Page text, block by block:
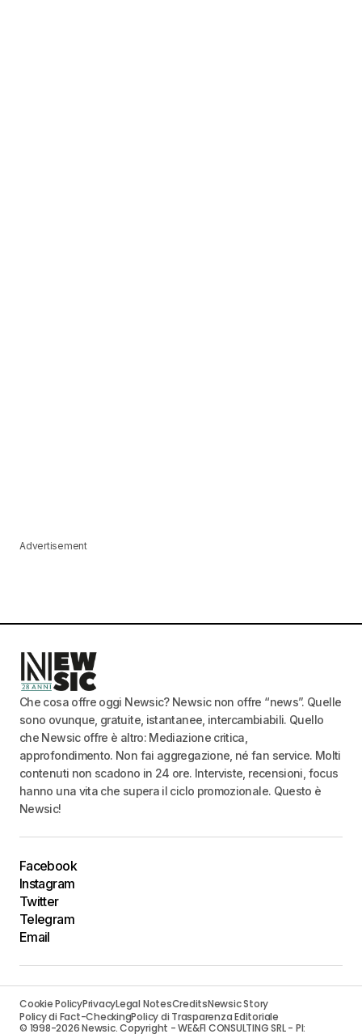
Advertisement
Che cosa offre oggi Newsic? Newsic non offre “news”. Quelle
sono ovunque, gratuite, istantanee, intercambiabili. Quello
che Newsic offre è altro: Mediazione critica,
approfondimento. Non fai aggregazione, né fan service. Molti
contenuti non scadono in 24 ore. Interviste, recensioni, focus
hanno una vita che supera il ciclo promozionale. Questo è
Newsic!
Facebook
Instagram
Twitter
Telegram
Email
Cookie PolicyPrivacyLegal NotesCreditsNewsic Story
Policy di Fact-CheckingPolicy di Trasparenza Editoriale
© 1998-2026 Newsic. Copyright - WE&FI CONSULTING SRL - PI: